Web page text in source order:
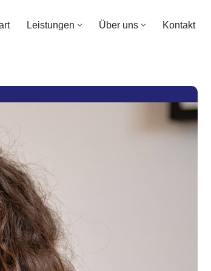
Leistungen Über uns Kontakt